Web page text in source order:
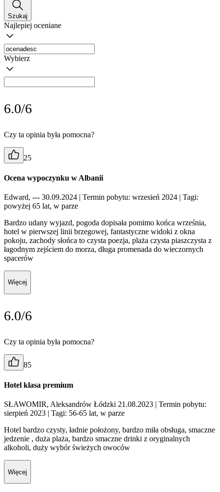
Szukaj
Najlepiej oceniane
Wybierz
6.0/6
Czy ta opinia była pomocna?
25
Ocena wypoczynku w Albanii
Edward, --- 30.09.2024 | Termin pobytu: wrzesień 2024 | Tagi:
powyżej 65 lat, w parze
Bardzo udany wyjazd, pogoda dopisała pomimo końca września,
hotel w pierwszej linii brzegowej, fantastyczne widoki z okna
pokoju, zachody słońca to czysta poezja, plaża czysta piaszczysta z
łagodnym zejściem do morza, długa promenada do wieczornych
spacerów
Więcej
6.0/6
Czy ta opinia była pomocna?
85
Hotel klasa premium
SŁAWOMIR, Aleksandrów Łódzki 21.08.2023 | Termin pobytu:
sierpień 2023 | Tagi: 56-65 lat, w parze
Hotel bardzo czysty, ładnie położony, bardzo miła obsługa, smaczne
jedzenie , duża plaża, bardzo smaczne drinki z oryginalnych
alkoholi, duży wybór świeżych owoców
Więcej